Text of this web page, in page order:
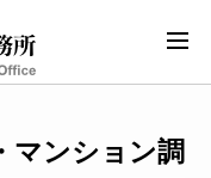
マンション調